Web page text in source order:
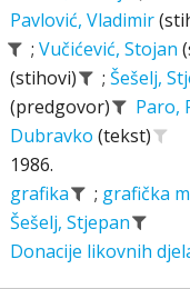
Pavlović, Vladimir
; Vučićević, Stojan
(stihovi)
; Šešelj,
(predgovor)
Paro,
Dubravko (tekst)
1986.
grafika ; grafička
Šešelj, Stjepan
Donacije likovnih